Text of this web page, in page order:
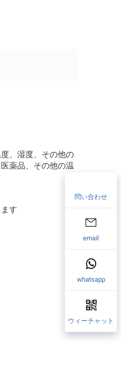
、湿度、その他の
薬品、その他の温
す
問い合わせ
email
whatsapp
ウィーチャット